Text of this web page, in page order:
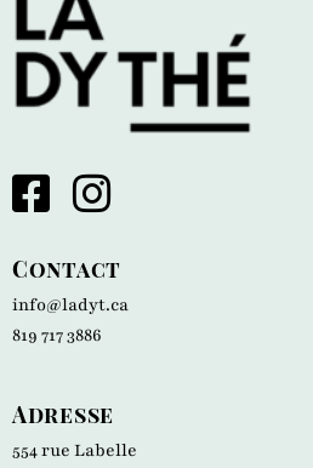
Contact
info@ladyt.ca
819 717 3886
Adresse
554 rue Labelle